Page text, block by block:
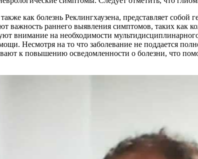
как болезнь Реклингхаузена, представляет собой
важность раннего выявления симптомов, таких как
внимание на необходимости
Несмотря на то что заболевание не поддается
к повышению осведомленности о болезни, что